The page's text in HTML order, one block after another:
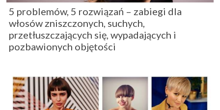
5 problemów, 5 rozwiązań – zabiegi dla
włosów zniszczonych, suchych,
przetłuszczających się, wypadających i
pozbawionych objętości